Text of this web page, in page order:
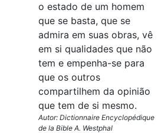
o estado de um homem
que se basta, que se
admira em suas obras, vê
em si qualidades que não
tem e empenha-se para
que os outros
compartilhem da opinião
que tem de si mesmo.
Autor: Dictionnaire Encyclopédique
de la Bible A. Westphal